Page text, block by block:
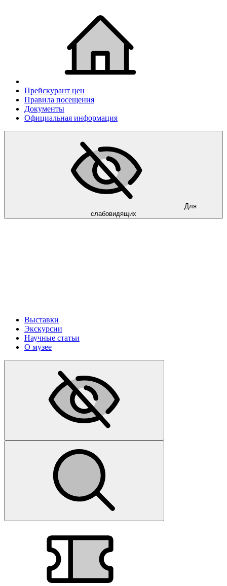
Прейскурант цен
Правила посещения
Документы
Официальная информация
Для
слабовидящих
Выставки
Экскурсии
Научные статьи
О музее